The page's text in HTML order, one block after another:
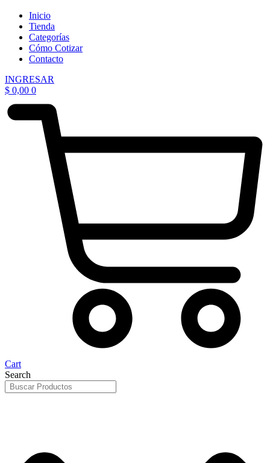
Inicio
Tienda
Categorías
Cómo Cotizar
Contacto
INGRESAR
$ 0,00 0
Cart
Search